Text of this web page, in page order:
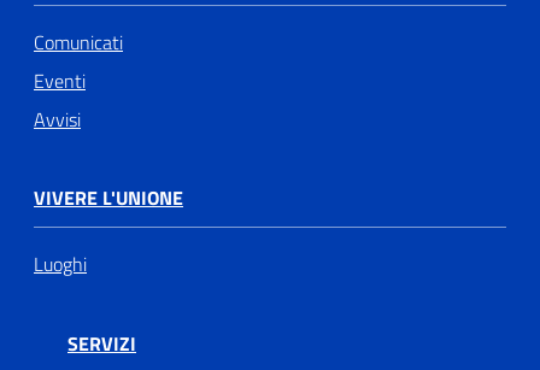
Comunicati
Eventi
Avvisi
VIVERE L'UNIONE
Luoghi
SERVIZI